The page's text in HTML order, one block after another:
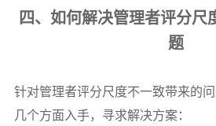
四、如何解决管理者评分尺
题
针对管理者评分尺度不一致带来的
几个方面入手，寻求解决方案：